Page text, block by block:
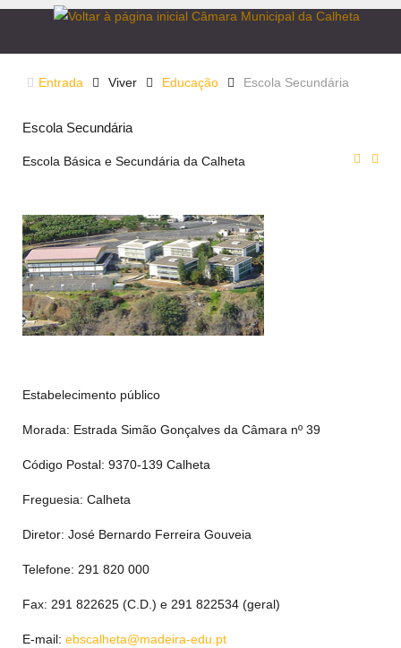
Entrada Viver Educação Escola Secundária
Escola Secundária
Escola Básica e Secundária da Calheta
Estabelecimento público
Morada: Estrada Simão Gonçalves da Câmara nº 39
Código Postal: 9370-139 Calheta
Freguesia: Calheta
Diretor: José Bernardo Ferreira Gouveia
Telefone: 291 820 000
Fax: 291 822625 (C.D.) e 291 822534 (geral)
E-mail: ebscalheta@madeira-edu.pt